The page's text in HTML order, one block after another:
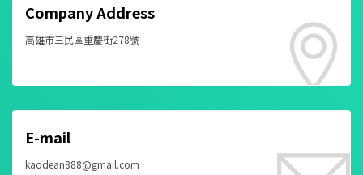
Company Address
高雄市三民區重慶街278號
E-mail
kaodean888@gmail.com